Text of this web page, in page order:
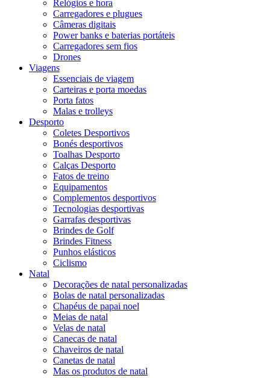
Relógios e hora
Carregadores e plugues
Câmeras digitais
Power banks e baterias portáteis
Carregadores sem fios
Drones
Viagens
Essenciais de viagem
Carteiras e porta moedas
Porta fatos
Malas e trolleys
Desporto
Coletes Desportivos
Bonés desportivos
Toalhas Desporto
Calças Desporto
Fatos de treino
Equipamentos
Complementos desportivos
Tecnologias desportivas
Garrafas desportivas
Brindes de Golf
Brindes Fitness
Punhos elásticos
Ciclismo
Natal
Decorações de natal personalizadas
Bolas de natal personalizadas
Chapéus de papai noel
Meias de natal
Velas de natal
Canecas de natal
Chaveiros de natal
Canetas de natal
Mas os produtos de natal